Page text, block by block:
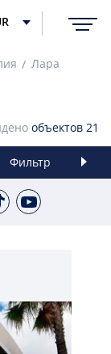
Лара
объектов 21
Фильтр